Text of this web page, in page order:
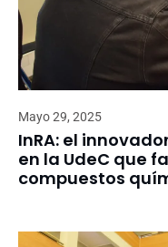
Mayo 29, 2025
InRA: el
en la UdeC que
compuestos